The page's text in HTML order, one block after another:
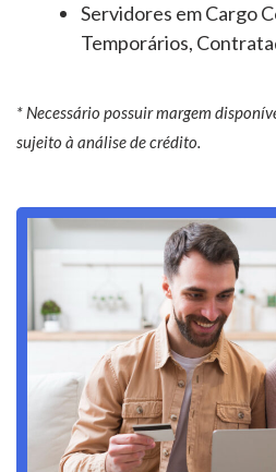
Servidores em Cargo
Temporários,
* Necessário possuir margem
sujeito à análise de crédito.